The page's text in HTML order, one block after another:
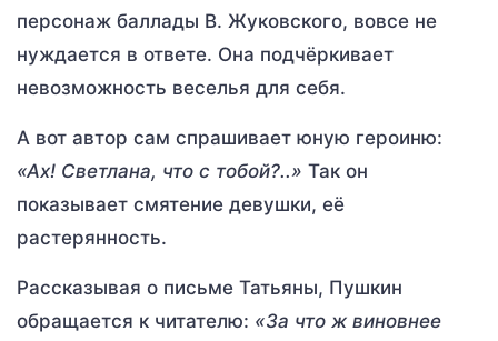
персонаж баллады В. Жуковского, вовсе не
нуждается в ответе. Она подчёркивает
невозможность веселья для себя.
А вот автор сам спрашивает юную героиню:
«Ах! Светлана, что с тобой?..» Так он
показывает смятение девушки, её
растерянность.
Рассказывая о письме Татьяны, Пушкин
обращается к читателю: «За что ж виновнее